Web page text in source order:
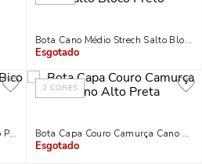
Bota Cano Médio Strech Salto Bloco
Indisponível
2 CORES
Bota Capa Couro Camurça Cano
Indisponível